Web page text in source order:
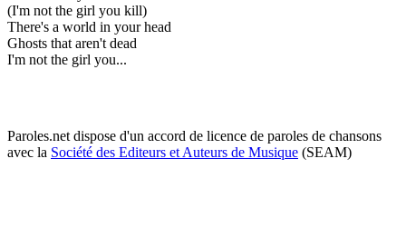
(I'm not the girl you kill)
There's a world in your head
Ghosts that aren't dead
I'm not the girl you...
Paroles.net dispose d'un accord de licence de paroles de chansons
avec la Société des Editeurs et Auteurs de Musique (SEAM)